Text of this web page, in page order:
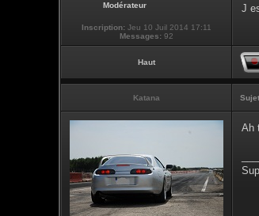
Modérateur
Inscription: Jeu 10 Juil 2014 17:11
Messages: 92
J
Haut
Katana
Ah